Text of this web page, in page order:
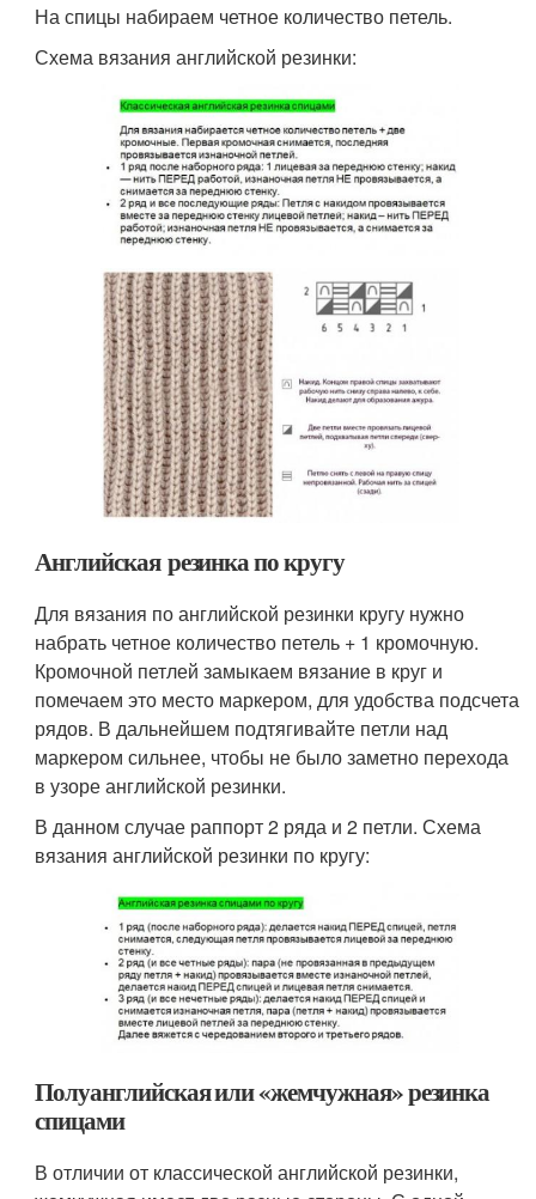
На спицы набираем четное количество петель.
Схема вязания английской резинки:
Английская резинка по кругу
Для вязания по английской резинки кругу нужно
набрать четное количество петель + 1 кромочную.
Кромочной петлей замыкаем вязание в круг и
помечаем это место маркером, для удобства подсчета
рядов. В дальнейшем подтягивайте петли над
маркером сильнее, чтобы не было заметно перехода
в узоре английской резинки.
В данном случае раппорт 2 ряда и 2 петли. Схема
вязания английской резинки по кругу:
Полуанглийская или «жемчужная» резинка
спицами
В отличии от классической английской резинки,